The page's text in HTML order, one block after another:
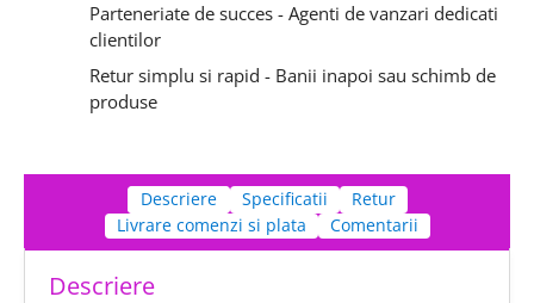
Parteneriate de succes - Agenti de vanzari dedicati
clientilor
Retur simplu si rapid - Banii inapoi sau schimb de
produse
Descriere Specificatii
Retur
Livrare comenzi si plata
Comentarii
Descriere